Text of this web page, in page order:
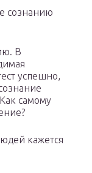
сознанию
В
успешно,
самому
кажется